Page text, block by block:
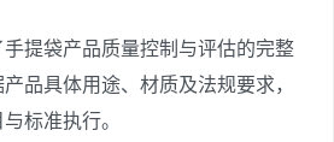
提袋产品质量控制与评估的完整
品具体用途、材质及法规要求，
标准执行。